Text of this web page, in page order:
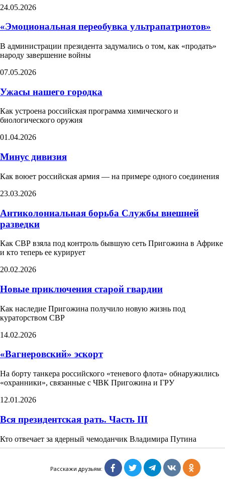
Расскажи друзьям:
24.05.2026
«Эмоциональная переобувка ультрапатриотов»
В администрации президента задумались о том, как «продать»
народу завершение войны
07.05.2026
Ужасы нашего городка
Как устроена российская программа химического и
биологического оружия
01.04.2026
Минус дивизия
Как воюет российская армия — на примере одного соединения
23.03.2026
Антиколониальная борьба Службы внешней
разведки
Как СВР взяла под контроль бывшую сеть Пригожина в Африке
и кто теперь ее курирует
20.02.2026
Новые приключения старой гвардии
Как наследие Пригожина получило новую жизнь под
кураторством СВР
14.02.2026
«Вагнеровский» эскорт
На борту танкера российского «теневого флота» обнаружились
«охранники», связанные с ЧВК Пригожина и ГРУ
12.01.2026
Вся президентская рать. Часть III
Кто отвечает за ядерный чемоданчик Владимира Путина
«Нормальные у нас закончились в 23-24 году»